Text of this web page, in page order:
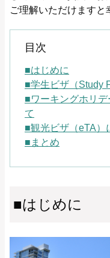
ご理解いただけますと
目次
■はじめに
■学生ビザ（Study
■ワーキングホリ
て
■観光ビザ（eTA）
■まとめ
■はじめに